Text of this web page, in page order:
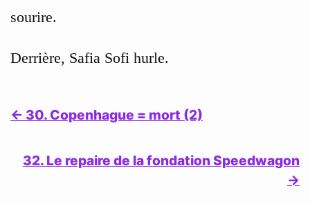
sourire.
Derrière, Safia Sofi hurle.
← 30. Copenhague = mort (2)
32. Le repaire de la fondation Speedwagon
→